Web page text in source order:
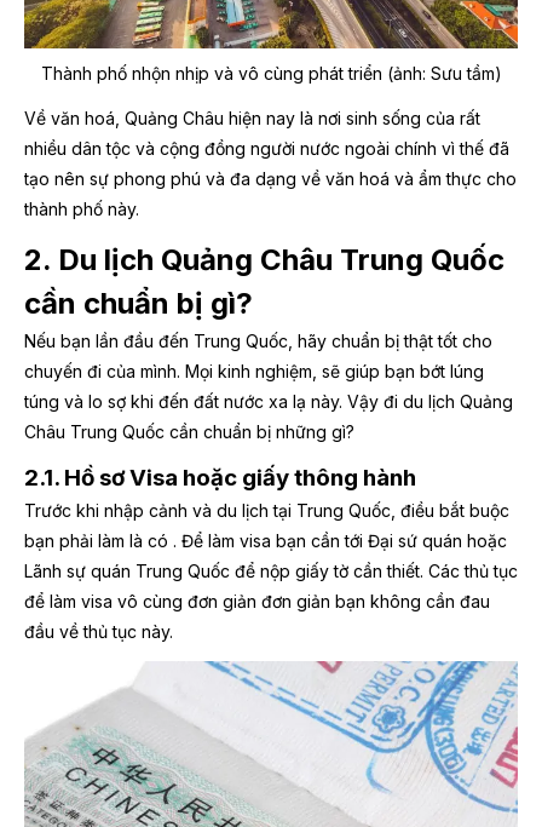
Thành phố nhộn nhịp và vô cùng phát triển (ảnh: Sưu tầm)
Về văn hoá, Quảng Châu hiện nay là nơi sinh sống của rất
nhiều dân tộc và cộng đồng người nước ngoài chính vì thế đã
tạo nên sự phong phú và đa dạng về văn hoá và ẩm thực cho
thành phố này.
2. Du lịch Quảng Châu Trung Quốc
cần chuẩn bị gì?
Nếu bạn lần đầu đến Trung Quốc, hãy chuẩn bị thật tốt cho
chuyến đi của mình. Mọi kinh nghiệm, sẽ giúp bạn bớt lúng
túng và lo sợ khi đến đất nước xa lạ này. Vậy đi du lịch Quảng
Châu Trung Quốc cần chuẩn bị những gì?
2.1. Hồ sơ Visa hoặc giấy thông hành
Trước khi nhập cảnh và du lịch tại Trung Quốc, điều bắt buộc
bạn phải làm là có . Để làm visa bạn cần tới Đại sứ quán hoặc
Lãnh sự quán Trung Quốc để nộp giấy tờ cần thiết. Các thủ tục
để làm visa vô cùng đơn giản đơn giản bạn không cần đau
đầu về thủ tục này.